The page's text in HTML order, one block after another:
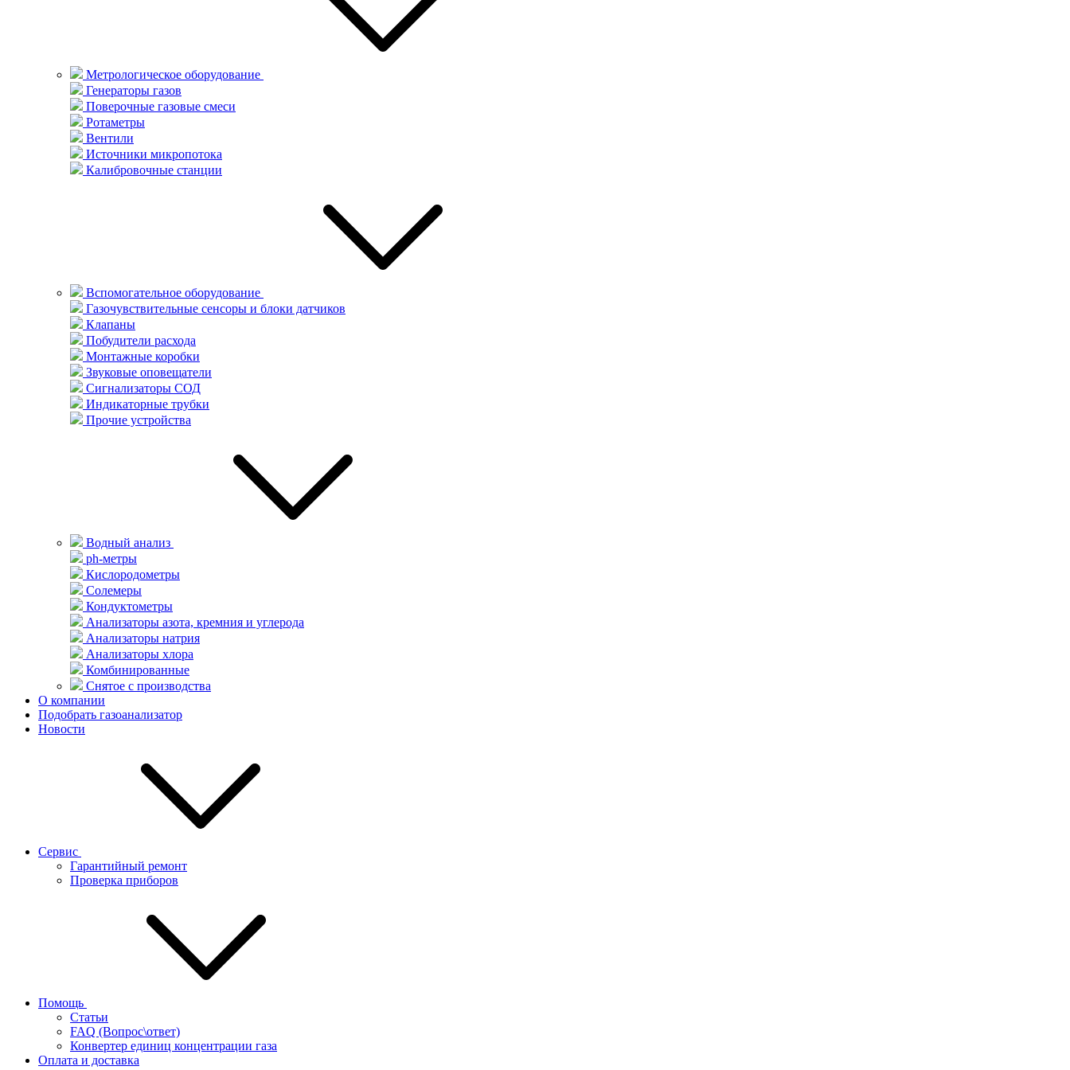
Метрологическое оборудование
Генераторы газов
Поверочные газовые смеси
Ротаметры
Вентили
Источники микропотока
Калибровочные станции
Вспомогательное оборудование
Газочувствительные сенсоры и блоки датчиков
Клапаны
Побудители расхода
Монтажные коробки
Звуковые оповещатели
Сигнализаторы СОД
Индикаторные трубки
Прочие устройства
Водный анализ
ph-метры
Кислородометры
Солемеры
Кондуктометры
Анализаторы азота, кремния и углерода
Анализаторы натрия
Анализаторы хлора
Комбинированные
Снятое с производства
О компании
Подобрать газоанализатор
Новости
Сервис
Гарантийный ремонт
Проверка приборов
Помощь
Статьи
FAQ (Вопрос\ответ)
Конвертер единиц концентрации газа
Оплата и доставка